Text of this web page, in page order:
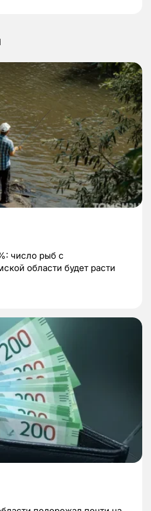
число рыб с
области будет расти